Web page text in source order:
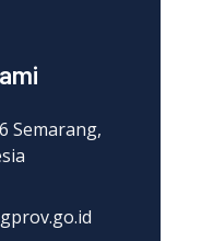
Semarang,